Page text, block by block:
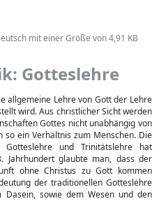
mit einer Größe von 4,91 KB
Gotteslehre
allgemeine Lehre von Gott der Lehre
wird. Aus christlicher Sicht werden
Gottes nicht unabhängig von
ein Verhältnis zum Menschen. Die
Gotteslehre und Trinitätslehre hat
Jahrhundert glaubte man, dass der
ohne Christus zu Gott kommen
der traditionellen Gotteslehre
sowie dem Wesen und den